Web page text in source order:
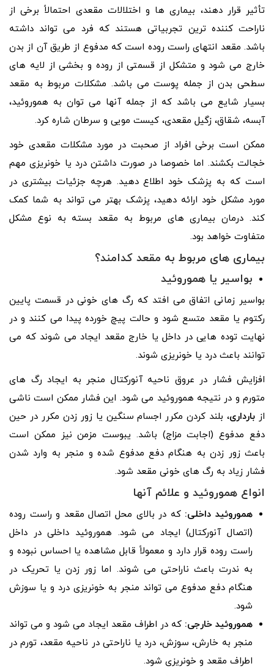
تأثیر قرار دهند، بیماری ‌ها و اختلالات مقعدی احتمالاً برخی از
ناراحت ‌کننده ‌ترین تجربیاتی هستند که فرد می ‌تواند داشته
باشد. مقعد انتهای راست روده است که مدفوع از طریق آن از بدن
خارج می شود و متشکل از قسمتی از روده و بخشی از لایه های
سطحی بدن از جمله پوست می باشد. مشکلات مربوط به مقعد
بسیار شایع می باشد که از جمله آنها می توان به هموروئید،
آبسه، شقاق، زگیل مقعدی، کیست مویی و سرطان شاره کرد.
ممکن است برخی افراد از صحبت در مورد مشکلات مقعدی خود
خجالت بکشند. اما خصوصا در صورت داشتن درد یا خونریزی مهم
است که به پزشک خود اطلاع دهید. هرچه جزئیات بیشتری در
مورد مشکل خود ارائه دهید، پزشک بهتر می تواند به شما کمک
کند. درمان بیماری های مربوط به مقعد بسته به نوع مشکل
متفاوت خواهد بود.
بیماری های مربوط به مقعد کدامند؟
بواسیر یا هموروئید
بواسیر زمانی اتفاق می افتد که رگ های خونی در قسمت پایین
رکتوم یا مقعد متسع شود و حالت پیچ خورده پیدا می کنند و در
نهایت توده هایی در داخل یا خارج مقعد ایجاد می شوند که می
توانند باعث درد یا خونریزی شوند.
افزایش فشار در عروق ناحیه آنورکتال منجر به ایجاد رگ های
متورم و در نتیجه هموروئید می شود. این فشار ممکن است ناشی
از بارداری، بلند کردن مکرر اجسام سنگین یا زور زدن مکرر در حین
دفع مدفوع (اجابت مزاج) باشد. یبوست مزمن نیز ممکن است
باعث زور زدن به هنگام دفع مدفوع شده و منجر به وارد شدن
فشار زیاد به رگ های خونی مقعد شود.
انواع هموروئید و علائم آنها
هموروئید داخلی: که در بالای محل اتصال مقعد و راست روده
(اتصال آنورکتال) ایجاد می شود. هموروئید داخلی در داخل
راست روده قرار دارد و معمولاً قابل مشاهده یا احساس نبوده و
به ندرت باعث ناراحتی می شوند. اما زور زدن یا تحریک در
هنگام دفع مدفوع می تواند منجر به خونریزی درد و یا سوزش
شود.
هموروئید خارجی: که در اطراف مقعد ایجاد می شود و می تواند
منجر به خارش، سوزش، درد یا ناراحتی در ناحیه مقعد، تورم در
اطراف مقعد و خونریزی شود.